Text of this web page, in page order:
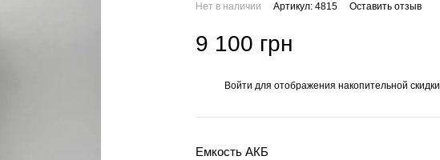
Нет в наличии Артикул: 4815 Оставить отзыв
9 100 грн
Войти для отображения накопительной скидки
Емкость АКБ